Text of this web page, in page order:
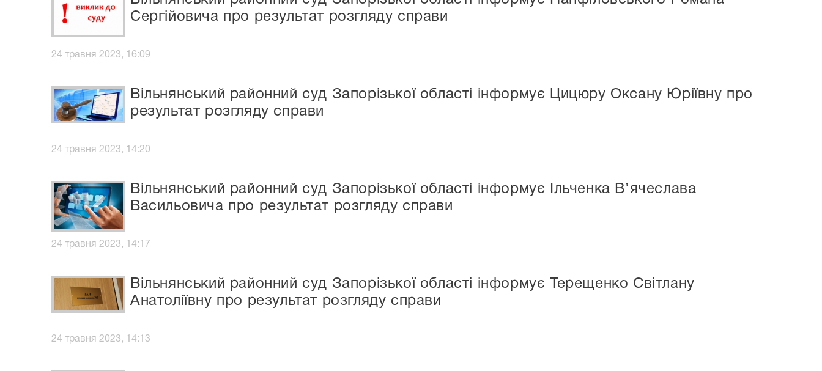
Сергійовича про результат розгляду справи
24 травня 2023, 16:09
Вільнянський районний суд Запорізької області інформує Цицюру Оксану Юріївну про
результат розгляду справи
24 травня 2023, 14:20
Вільнянський районний суд Запорізької області інформує Ільченка В’ячеслава
Васильовича про результат розгляду справи
24 травня 2023, 14:17
Вільнянський районний суд Запорізької області інформує Терещенко Світлану
Анатоліївну про результат розгляду справи
24 травня 2023, 14:13